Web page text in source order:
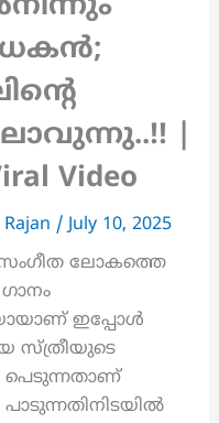
|
Video
/July 10, 2025
: സംഗീത ലോകത്തെ
ഇപ്പോൾ
സ്ത്രീയുടെ
പെടുന്നതാണ്